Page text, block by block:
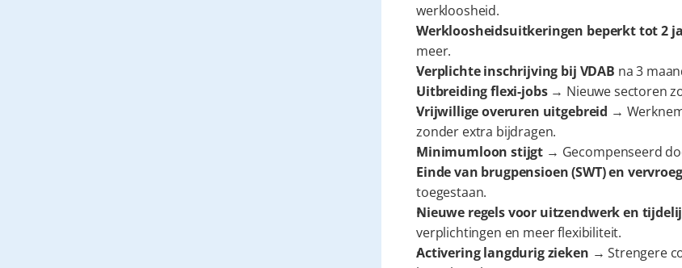
werkloosheid.
Werkloosheidsuitkeringen beperkt tot 2
meer.
Verplichte inschrijving bij VDAB na 3
Uitbreiding flexi-jobs → Nieuwe sectoren
Vrijwillige overuren uitgebreid →
zonder extra bijdragen.
Minimumloon stijgt → Gecompenseerd
Einde van brugpensioen (SWT) en
toegestaan.
Nieuwe regels voor uitzendwerk en
verplichtingen en meer flexibiliteit.
Activering langdurig zieken → Strengere